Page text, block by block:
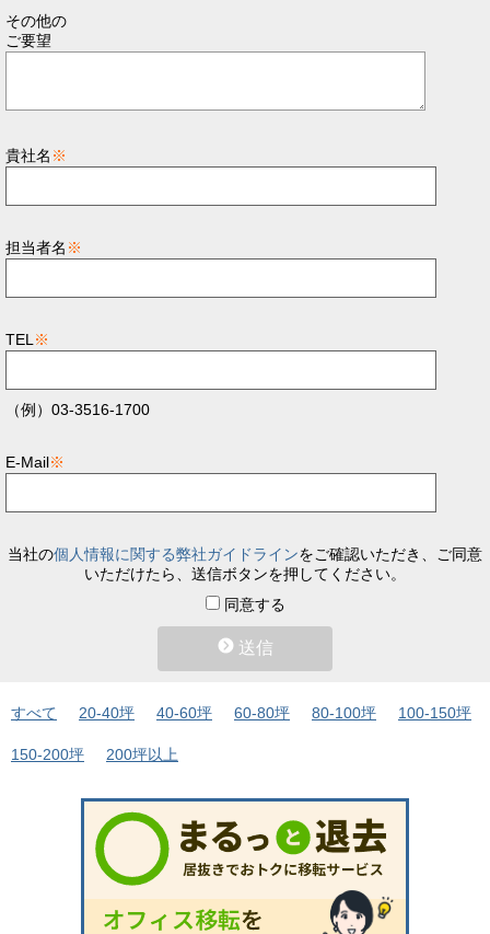
その他の
ご要望
貴社名 ※
担当者名 ※
TEL ※
（例）03-3516-1700
E-Mail※
当社の個人情報に関する弊社ガイドラインをご確認いただき、ご同意
いただけたら、送信ボタンを押してください。
同意する
送信
すべて 20-40坪 40-60坪 60-80坪 80-100坪 100-150坪
150-200坪 200坪以上